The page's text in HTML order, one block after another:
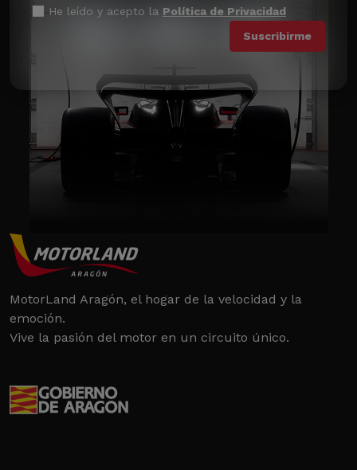
He leído y acepto la Política de Privacidad
MotorLand Aragón, el hogar de la velocidad y la
emoción.
Vive la pasión del motor en un circuito único.